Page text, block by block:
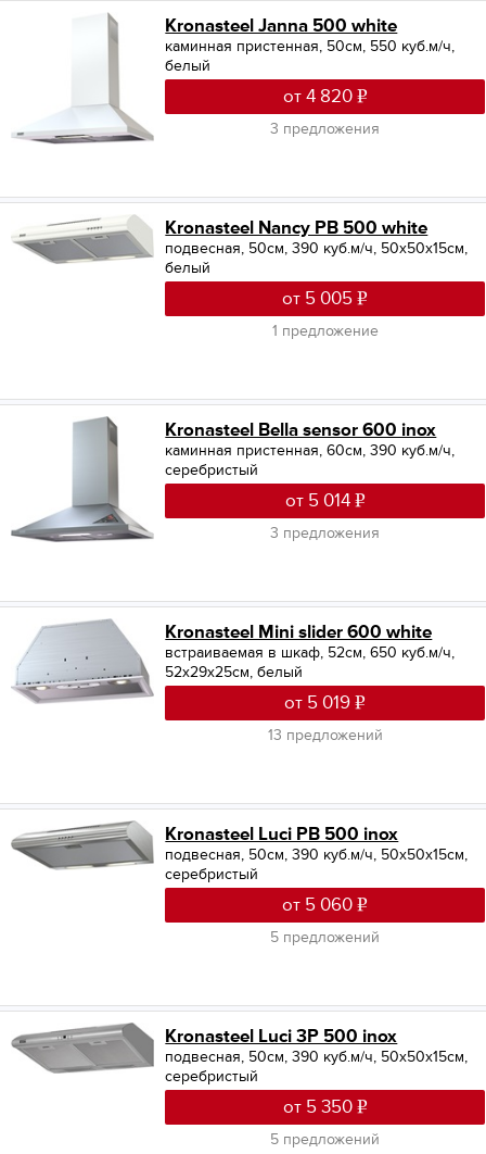
Kronasteel Janna 500 white
каминная пристенная, 50см, 550 куб.м/ч,
белый
от 4 820
3 предложения
Kronasteel Nancy PB 500 white
подвесная, 50см, 390 куб.м/ч, 50x50x15см,
белый
от 5 005
1 предложение
Kronasteel Bella sensor 600 inox
каминная пристенная, 60см, 390 куб.м/ч,
серебристый
от 5 014
3 предложения
Kronasteel Mini slider 600 white
встраиваемая в шкаф, 52см, 650 куб.м/ч,
52x29x25см, белый
от 5 019
13 предложений
Kronasteel Luci PB 500 inox
подвесная, 50см, 390 куб.м/ч, 50x50x15см,
серебристый
от 5 060
5 предложений
Kronasteel Luci 3P 500 inox
подвесная, 50см, 390 куб.м/ч, 50x50x15см,
серебристый
от 5 350
5 предложений